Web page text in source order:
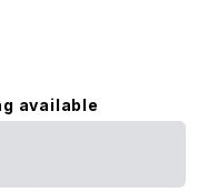
available